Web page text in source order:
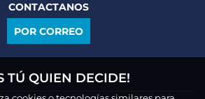
CONTACTANOS
POR CORREO
TÚ QUIEN DECIDE!